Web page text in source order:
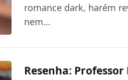
romance dark, harém
nem…
Resenha: